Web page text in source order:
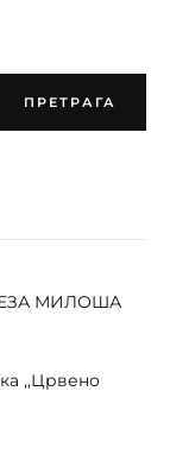
ПРЕТРАГА
МИЛОША
,,Црвено